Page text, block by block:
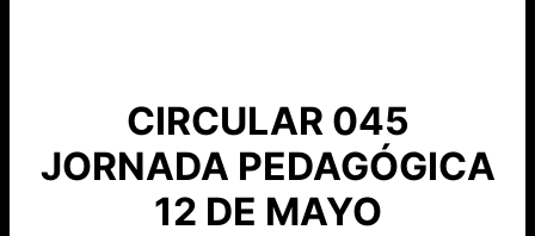
CIRCULAR 045
JORNADA PEDAGÓGICA
12 DE MAYO